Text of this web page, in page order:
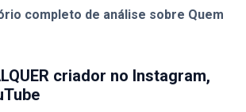
completo de análise sobre Quem
criador no Instagram,